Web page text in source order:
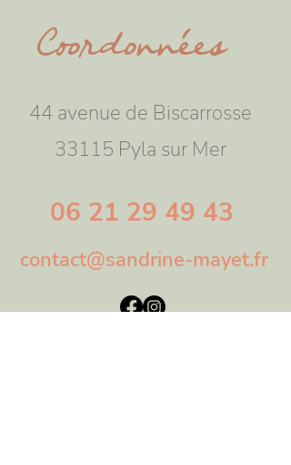
Coordonnées
44 avenue de Biscarrosse
33115 Pyla sur Mer
06 21 29 49 43
contact@sandrine-mayet.fr